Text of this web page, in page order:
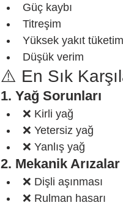
Güç kaybı
Titreşim
Yüksek yakıt
Düşük verim
⚠️ En Sık
1. Yağ Sorunları
❌ Kirli yağ
❌ Yetersiz yağ
❌ Yanlış yağ
2. Mekanik Arızalar
❌ Dişli aşınması
❌ Rulman hasarı